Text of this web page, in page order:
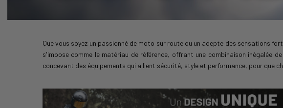
Que vous soyez un passionné de moto sur route ou un adepte des sensations
s'impose comme le matériau de référence, offrant une combinaison inégalée
concevant des équipements qui allient sécurité, style et performance, pour que